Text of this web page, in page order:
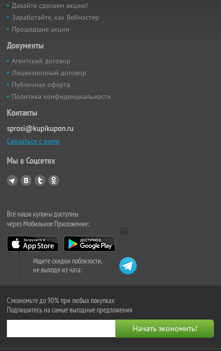
Давайте сделаем акцию!
Заработайте, как Вебмастер
Прошедшие акции
Документы
Агентский договор
Лицензионный договор
Публичная оферта
Политика конфиденциальности
Контакты
sprosi@kupikupon.ru
Связаться с нами
Мы в Соцсетях
Все наши купоны доступны
через Мобильное Приложение:
Ищите скидки поблизости,
не выходя из чата:
Сэкономьте до 90% при любых покупках
Подпишитесь на самые выгодные предложения